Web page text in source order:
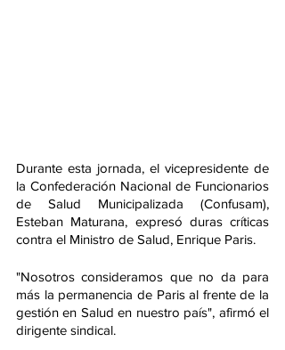
Durante esta jornada, el vicepresidente de
la Confederación Nacional de Funcionarios
de Salud Municipalizada (Confusam),
Esteban Maturana, expresó duras críticas
contra el Ministro de Salud, Enrique Paris.
"Nosotros consideramos que no da para
más la permanencia de Paris al frente de la
gestión en Salud en nuestro país", afirmó el
dirigente sindical.